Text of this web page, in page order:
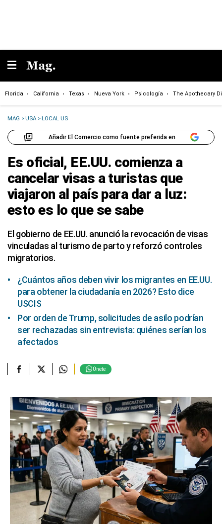
Florida California Texas Nueva York Psicología The Apothecary
MAG >USA >LOCAL US
Añadir El Comercio como fuente preferida en
Es oficial, EE.UU. comienza a
cancelar visas a turistas que
viajaron al país para dar a luz:
esto es lo que se sabe
El gobierno de EE.UU. anunció la revocación de visas
vinculadas al turismo de parto y reforzó controles
migratorios.
¿Cuántos años deben vivir los migrantes en EE.UU.
para obtener la ciudadanía en 2026? Esto dice
USCIS
Por orden de Trump, solicitudes de asilo podrían
ser rechazadas sin entrevista: quiénes serían los
afectados
Únete